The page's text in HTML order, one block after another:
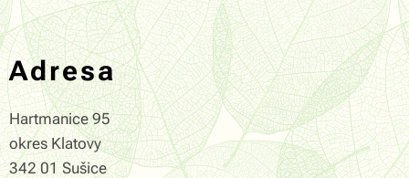
Adresa
Hartmanice 95
okres Klatovy
342 01 Sušice